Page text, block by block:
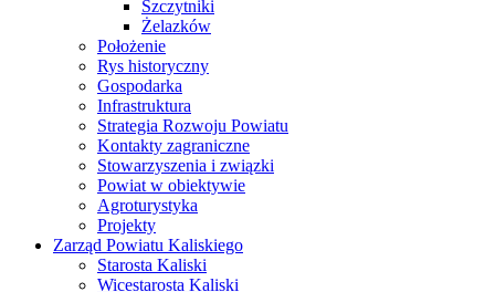
Szczytniki
Żelazków
Położenie
Rys historyczny
Gospodarka
Infrastruktura
Strategia Rozwoju Powiatu
Kontakty zagraniczne
Stowarzyszenia i związki
Powiat w obiektywie
Agroturystyka
Projekty
Zarząd Powiatu Kaliskiego
Starosta Kaliski
Wicestarosta Kaliski